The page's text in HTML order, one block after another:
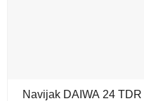
Navijak DAIWA 24 TDR